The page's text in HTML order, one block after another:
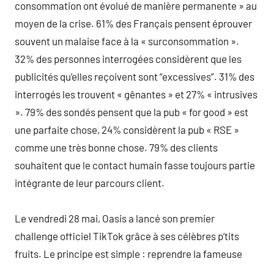
consommation ont évolué de manière permanente » au
moyen de la crise. 61% des Français pensent éprouver
souvent un malaise face à la « surconsommation ».
32% des personnes interrogées considèrent que les
publicités qu’elles reçoivent sont “excessives”. 31% des
interrogés les trouvent « gênantes » et 27% « intrusives
». 79% des sondés pensent que la pub « for good » est
une parfaite chose, 24% considèrent la pub « RSE »
comme une très bonne chose. 79% des clients
souhaitent que le contact humain fasse toujours partie
intégrante de leur parcours client.
Le vendredi 28 mai, Oasis a lancé son premier
challenge officiel TikTok grâce à ses célèbres p’tits
fruits. Le principe est simple : reprendre la fameuse